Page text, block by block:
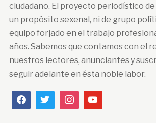
ciudadano. El proyecto periodístico de
un propósito sexenal, ni de grupo
equipo forjado en el trabajo
años. Sabemos que contamos con el
nuestros lectores, anunciantes y
seguir adelante en ésta noble labor.